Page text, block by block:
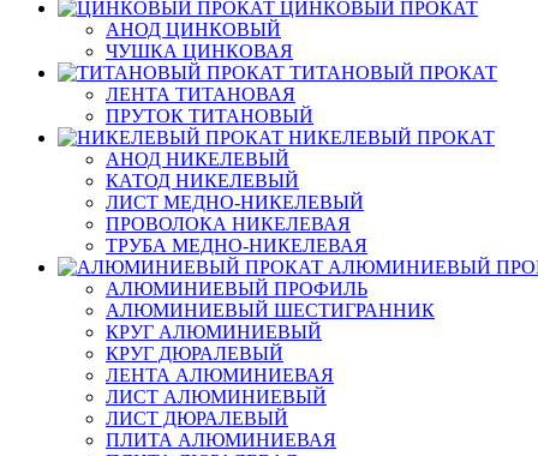
ЦИНКОВЫЙ ПРОКАТ
АНОД ЦИНКОВЫЙ
ЧУШКА ЦИНКОВАЯ
ТИТАНОВЫЙ ПРОКАТ
ЛЕНТА ТИТАНОВАЯ
ПРУТОК ТИТАНОВЫЙ
НИКЕЛЕВЫЙ ПРОКАТ
АНОД НИКЕЛЕВЫЙ
КАТОД НИКЕЛЕВЫЙ
ЛИСТ МЕДНО-НИКЕЛЕВЫЙ
ПРОВОЛОКА НИКЕЛЕВАЯ
ТРУБА МЕДНО-НИКЕЛЕВАЯ
АЛЮМИНИЕВЫЙ
АЛЮМИНИЕВЫЙ ПРОФИЛЬ
АЛЮМИНИЕВЫЙ ШЕСТИГРАННИК
КРУГ АЛЮМИНИЕВЫЙ
КРУГ ДЮРАЛЕВЫЙ
ЛЕНТА АЛЮМИНИЕВАЯ
ЛИСТ АЛЮМИНИЕВЫЙ
ЛИСТ ДЮРАЛЕВЫЙ
ПЛИТА АЛЮМИНИЕВАЯ